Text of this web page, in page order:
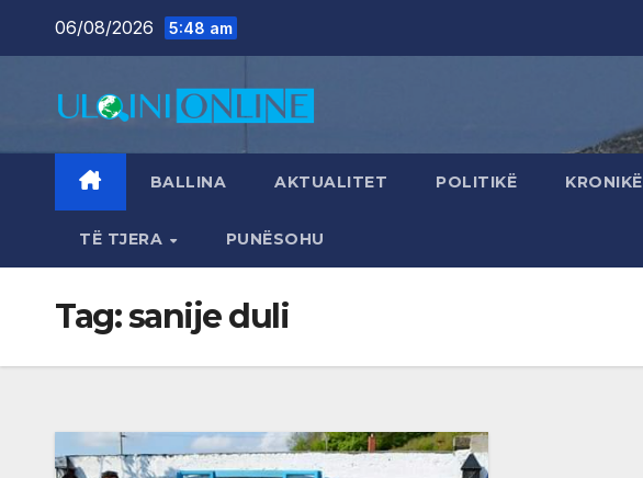
06/08/2026 5:48 am
BALLINA AKTUALITET POLITIKË KRONIKË
TË TJERA PUNËSOHU
Tag:sanije duli